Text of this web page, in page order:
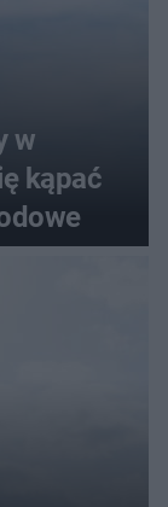
w
kąpać